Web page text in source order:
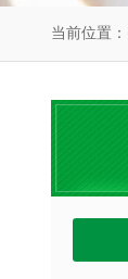
当前位置：